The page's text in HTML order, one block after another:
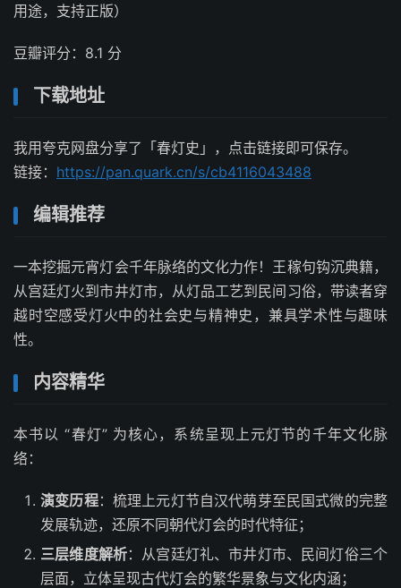
用途，支持正版）
豆瓣评分：8.1 分
下载地址
我用夸克网盘分享了「春灯史」，点击链接即可保存。
链接： https://pan.quark.cn/s/cb4116043488
编辑推荐
一本挖掘元宵灯会千年脉络的文化力作！王稼句钩沉典籍，
从宫廷灯火到市井灯市，从灯品工艺到民间习俗，带读者穿
越时空感受灯火中的社会史与精神史，兼具学术性与趣味
性。
内容精华
本书以 “春灯” 为核心，系统呈现上元灯节的千年文化脉
络：
演变历程：梳理上元灯节自汉代萌芽至民国式微的完整
发展轨迹，还原不同朝代灯会的时代特征；
三层维度解析：从宫廷灯礼、市井灯市、民间灯俗三个
层面，立体呈现古代灯会的繁华景象与文化内涵；